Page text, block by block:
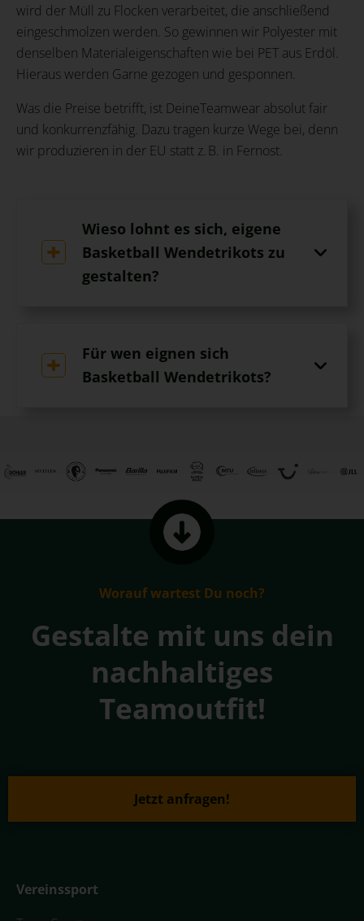
wird der Müll zu Flocken verarbeitet, die anschließend
eingeschmolzen werden. So gewinnen wir Polyester mit
denselben Materialeigenschaften wie bei PET aus Erdöl.
Hieraus werden Garne gezogen und gesponnen.
Was die Preise betrifft, ist DeineTeamwear absolut fair
und konkurrenzfähig. Dazu tragen kurze Wege bei, denn
wir produzieren in der EU statt z. B. in Fernost.
Wieso lohnt es sich, eigene
Basketball Wendetrikots zu
gestalten?
Für wen eignen sich
Basketball Wendetrikots?
Worauf wartest Du noch?
Gestalte mit uns dein
nachhaltiges
Teamoutfit!
Jetzt anfragen!
Vereinssport